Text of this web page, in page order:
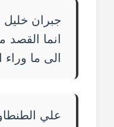
جبران خليل
انما
الى ما وراء
علي